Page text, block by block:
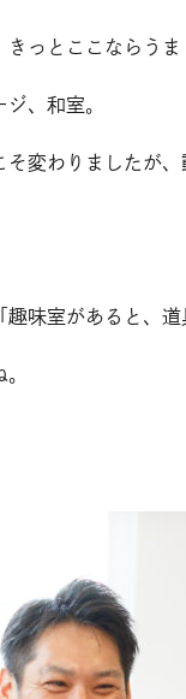
っとここならうま
、和室。
変わりましたが
味室があると、